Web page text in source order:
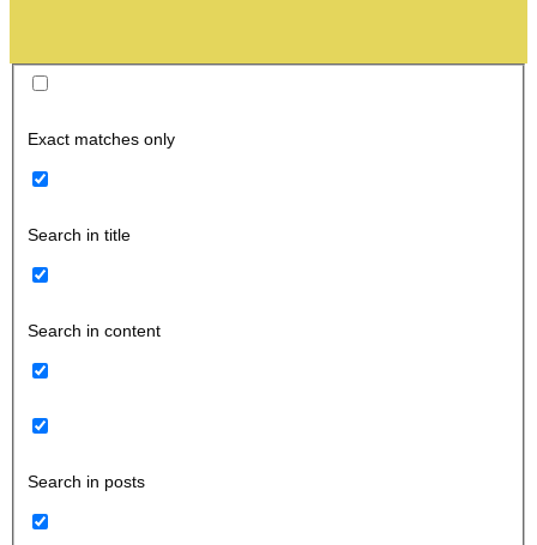
Exact matches only
Search in title
Search in content
Search in posts